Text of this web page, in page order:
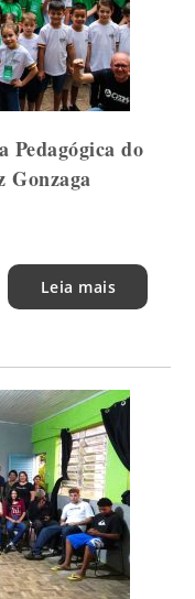
Pedagógica do
Gonzaga
Leia mais